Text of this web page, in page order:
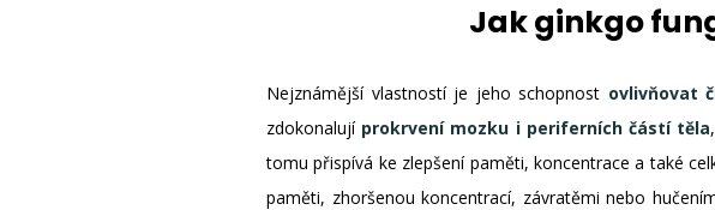
Jak ginkgo
Nejznámější vlastností je jeho schopnost ovlivňovat
zdokonalují prokrvení mozku i periferních částí těla
tomu přispívá ke zlepšení paměti, koncentrace a také
paměti, zhoršenou koncentrací, závratěmi nebo